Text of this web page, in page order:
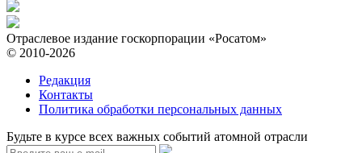
Отраслевое издание госкорпорации «Росатом»
© 2010-2026
Редакция
Контакты
Политика обработки персональных данных
Будьте в курсе всех важных событий атомной отрасли